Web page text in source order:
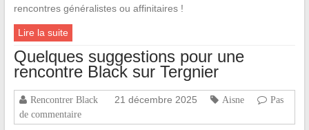
rencontres généralistes ou affinitaires !
Lire la suite
Quelques suggestions pour une
rencontre Black sur Tergnier
Rencontrer Black 21 décembre 2025 Aisne
Pas
de commentaire